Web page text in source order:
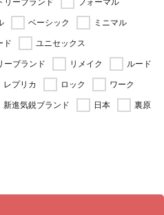
リーブランド フォーマル
ベーシック ミニマル
ド ユニセックス
ーブランド リメイク ルード
レプリカ ロック ワーク
新進気鋭ブランド 日本 裏原